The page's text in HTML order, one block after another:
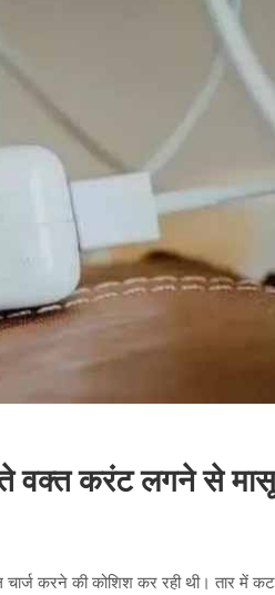
वक्त करंट लगने से
चार्ज करने की कोशिश कर रही थी। तार में